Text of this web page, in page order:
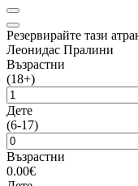
Резервирайте тази
Леонидас Пралини
Възрастни
(18+)
Дете
(6-17)
Възрастни
0.00€